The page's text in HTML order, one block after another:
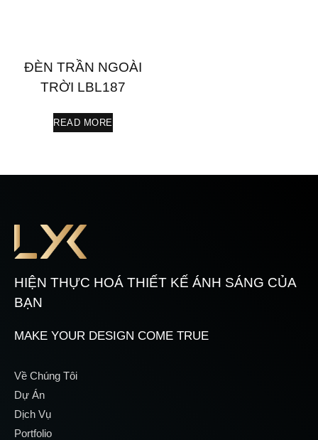
ĐÈN TRẦN NGOÀI
TRỜI LBL187
READ MORE
HIỆN THỰC HOÁ THIẾT KẾ ÁNH SÁNG CỦA
BẠN
MAKE YOUR DESIGN COME TRUE
Về Chúng Tôi
Dự Án
Dịch Vụ
Portfolio